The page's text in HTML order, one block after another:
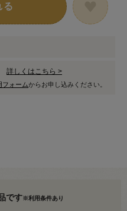
る
詳しくはこちら >
フォームからお申し込みください。
です※利用条件あり